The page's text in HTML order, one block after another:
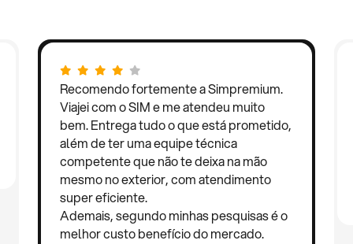
Recomendo fortemente a Simpremium.
Viajei com o SIM e me atendeu muito
bem. Entrega tudo o que está prometido,
além de ter uma equipe técnica
competente que não te deixa na mão
mesmo no exterior, com atendimento
super eficiente.
Ademais, segundo minhas pesquisas é o
melhor custo benefício do mercado.